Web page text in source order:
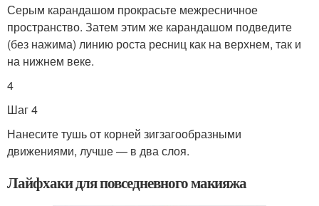
Серым карандашом прокрасьте межресничное
пространство. Затем этим же карандашом подведите
(без нажима) линию роста ресниц как на верхнем, так и
на нижнем веке.
4
Шаг 4
Нанесите тушь от корней зигзагообразными
движениями, лучше — в два слоя.
Лайфхаки для повседневного макияжа